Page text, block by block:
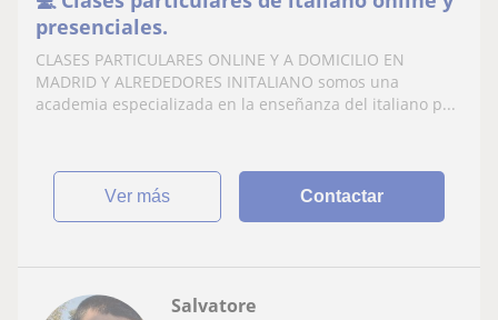
presenciales.
CLASES PARTICULARES ONLINE Y A DOMICILIO EN
MADRID Y ALREDEDORES INITALIANO somos una
academia especializada en la enseñanza del italiano p...
ver más Contactar
Salvatore